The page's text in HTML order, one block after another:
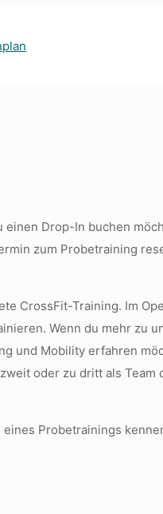
Drop-In buchen
zum Probetraining
CrossFit-Training. Im
Wenn du mehr zu
und Mobility erfahren
oder zu dritt als
Probetrainings